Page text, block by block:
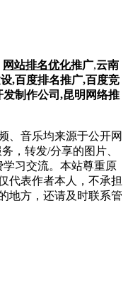
网站排名优化推广,云南
,百度排名推广,百度竞
发制作公司,昆明网络推
、音乐均来源于公开网
，转发/分享的图片、
习交流。本站尊重原
代表作者本人，不承担
地方，还请及时联系管